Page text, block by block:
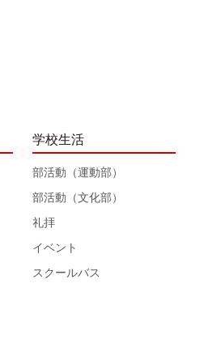
学校生活
部活動（運動部）
部活動（文化部）
礼拝
イベント
スクールバス